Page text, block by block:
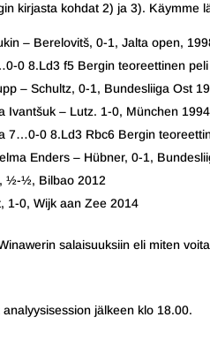
kirjasta kohdat 2) ja 3). Käymme
– Berelovitš, 0-1, Jalta open,
0 8.Ld3 f5 Bergin teoreettinen peli
– Schultz, 0-1, Bundesliiga Ost
Ivantšuk – Lutz. 1-0, München 1994
7…0-0 8.Ld3 Rbc6 Bergin
Enders – Hübner, 0-1,
½-½, Bilbao 2012
1-0, Wijk aan Zee 2014
salaisuuksiin eli miten
jälkeen klo 18.00.